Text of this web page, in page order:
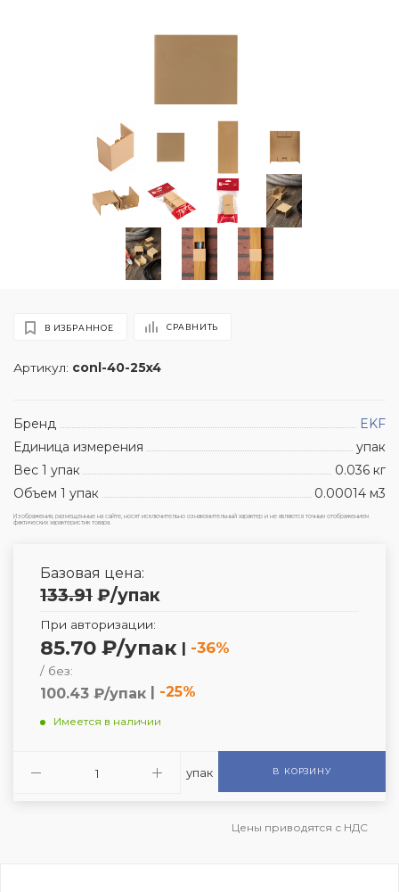
Артикул: conl-40-25x4
В ИЗБРАННОЕ СРАВНИТЬ
Бренд
EKF
Единица измерения
упак
Вес 1 упак
0.036 кг
Объем 1 упак
0.00014 м3
Изображения, размещенные на сайте, носят исключительно ознакомительный характер и не являются точным отображением
фактических характеристик товара.
Базовая цена:
133.91 ₽/упак
При авторизации:
85.70 ₽/упак | -36%
/ без:
100.43 ₽/упак | -25%
Имеется в наличии
упак В КОРЗИНУ
Цены приводятся с НДС